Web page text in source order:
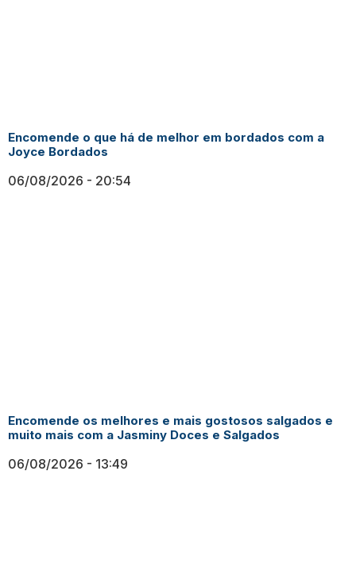
Encomende o que há de melhor em bordados com a
Joyce Bordados
06/08/2026 20:54
Encomende os melhores e mais gostosos salgados e
muito mais com a Jasminy Doces e Salgados
06/08/2026 13:49